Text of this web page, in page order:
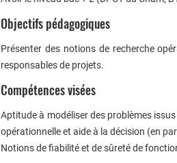
Objectifs pédagogiques
Présenter des notions de recherche
responsables de projets.
Compétences visées
Aptitude à modéliser des problèmes
opérationnelle et aide à la décision (en
Notions de fiabilité et de sûreté de